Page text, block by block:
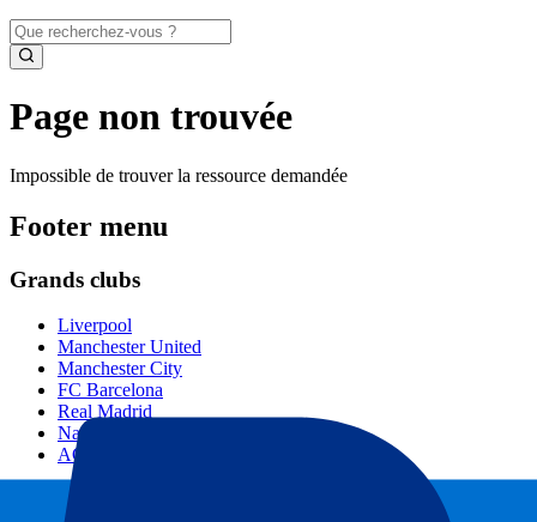
Page non trouvée
Impossible de trouver la ressource demandée
Footer menu
Grands clubs
Liverpool
Manchester United
Manchester City
FC Barcelona
Real Madrid
Napoli
AC Milan
Événements populaires